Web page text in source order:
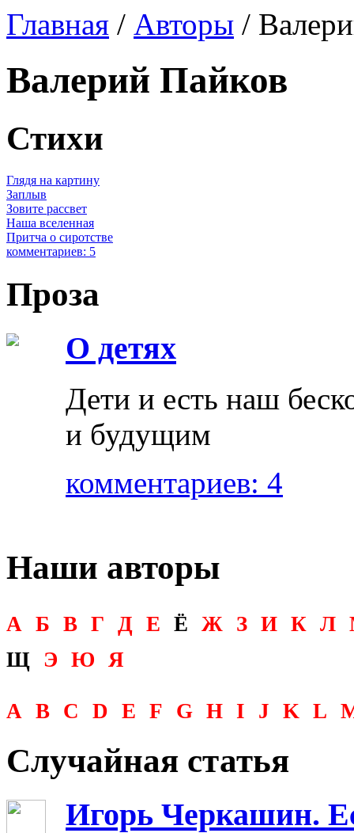
Главная / Авторы /
Валерий Пайков
Стихи
Глядя на картину
Заплыв
Зовите рассвет
Наша вселенная
Притча о сиротстве
комментариев: 5
Проза
О детях
Дети и есть наш
и будущим
комментариев: 4
Наши авторы
А Б В Г Д Е Ё Ж З И К Л
Щ Э Ю Я
A B C D E F G H I J K L
Случайная статья
Игорь Черкашин.